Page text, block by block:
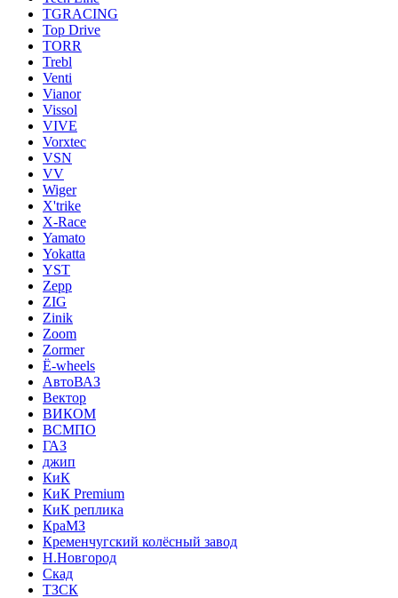
TGRACING
Top Drive
TORR
Trebl
Venti
Vianor
Vissol
VIVE
Vorxtec
VSN
VV
Wiger
X'trike
X-Race
Yamato
Yokatta
YST
Zepp
ZIG
Zinik
Zoom
Zormer
Ё-wheels
АвтоВАЗ
Вектор
ВИКОМ
ВСМПО
ГАЗ
джип
КиК
КиК Premium
КиК реплика
КраМЗ
Кременчугский колёсный завод
Н.Новгород
Скад
ТЗСК